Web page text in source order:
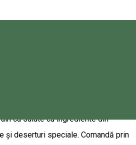
Ciuc
cu salate cu ingrediente din
și deserturi speciale. Comandă prin